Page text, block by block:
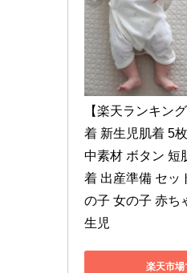
【楽天ランキン
着 新生児肌着 5
中素材 ボタン 短
着 出産準備 セッ
の子 女の子 赤ち
生児
楽天市場